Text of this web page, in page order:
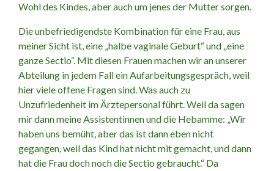
Wohl des Kindes, aber auch um jenes der Mutter sorgen.
Die unbefriedigendste Kombination für eine Frau, aus
meiner Sicht ist, eine „halbe vaginale Geburt“ und „eine
ganze Sectio“. Mit diesen Frauen machen wir an unserer
Abteilung in jedem Fall ein Aufarbeitungsgespräch, weil
hier viele offene Fragen sind. Was auch zu
Unzufriedenheit im Ärztepersonal führt. Weil da sagen
mir dann meine Assistentinnen und die Hebamme: „Wir
haben uns bemüht, aber das ist dann eben nicht
gegangen, weil das Kind hat nicht mit gemacht, und dann
hat die Frau doch noch die Sectio gebraucht.“ Da